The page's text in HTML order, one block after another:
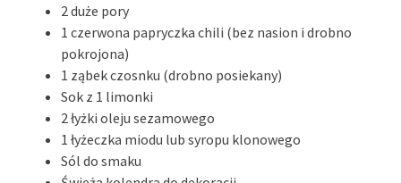
2 duże pory
1 czerwona papryczka chili (bez nasion i drobno
pokrojona)
1 ząbek czosnku (drobno posiekany)
Sok z 1 limonki
2 łyżki oleju sezamowego
1 łyżeczka miodu lub syropu klonowego
Sól do smaku